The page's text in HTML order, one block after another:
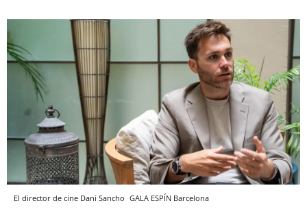
El director de cine Dani Sancho GALA ESPÍN Barcelona